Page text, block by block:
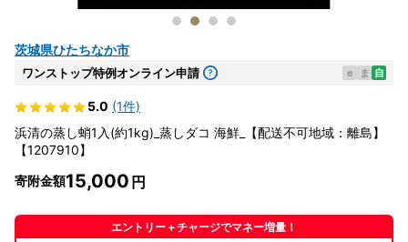
茨城県ひたちなか市
ワンストップ特例オンライン申請 e ま 自
5.0 (1件)
浜清の蒸し蛸1入(約1kg)_蒸しダコ 海鮮_【配送不可地域：離島】
【1207910】
寄附金額15,000
エントリー＋チャージでマネー増量！